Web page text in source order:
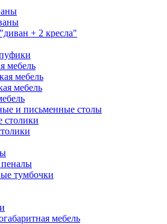
+ 2 кресла"
мебель
мебель
мебель
и письменные столы
столики
тумбочки
мебель